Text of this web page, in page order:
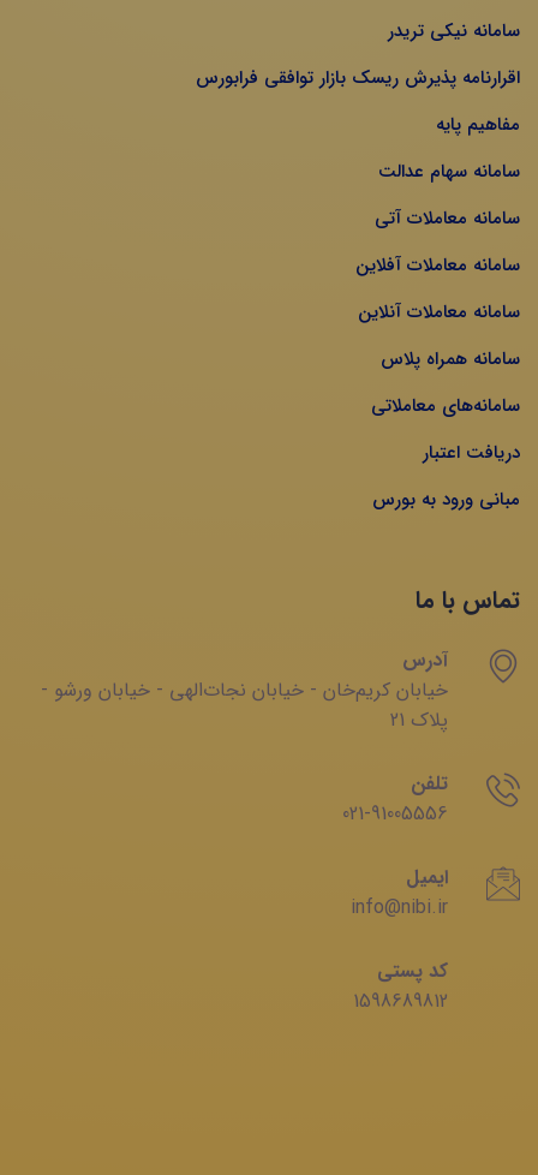
سامانه نیکی تریدر
اقرارنامه پذیرش ریسک بازار توافقی فرابورس
مفاهیم پایه
سامانه سهام عدالت
سامانه معاملات آتی
سامانه معاملات آفلاین
سامانه معاملات آنلاین
سامانه همراه پلاس
سامانه‌های معاملاتی
دریافت اعتبار
مبانی ورود به بورس
تماس با ما
آدرس
خیابان‌ کریم‌‌خان - خیابان ‌نجات‌الهی - خیابان ‌ورشو -
پلاک 21
تلفن
021-91005556
ایمیل
info@nibi.ir
کد پستی
1598689812